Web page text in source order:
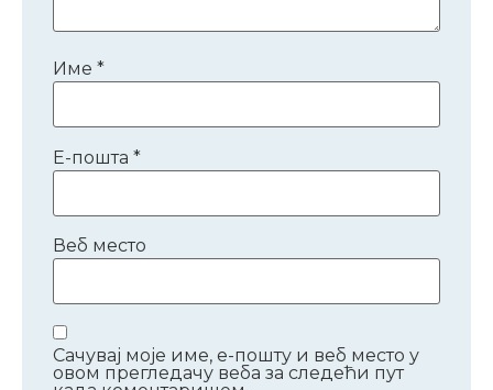
Име *
Е-пошта *
Веб место
Сачувај моје име, е-пошту и веб место у
овом прегледачу веба за следећи пут